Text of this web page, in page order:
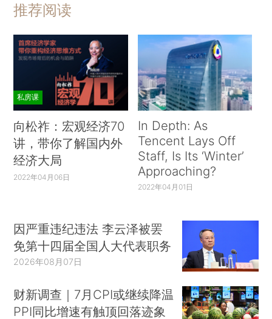
推荐阅读
私房课
向松祚：宏观经济70
讲，带你了解国内外
经济大局
2022年04月06日
In Depth: As
Tencent Lays Off
Staff, Is Its ‘Winter’
Approaching?
2022年04月01日
因严重违纪违法 李云泽被罢
免第十四届全国人大代表职务
2026年08月07日
财新调查｜7月CPI或继续降温
PPI同比增速有触顶回落迹象